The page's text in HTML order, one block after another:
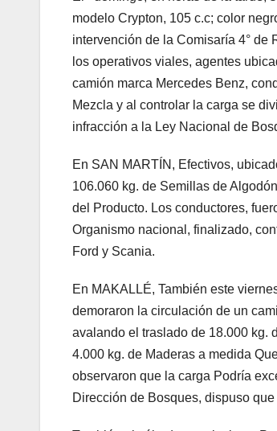
modelo Crypton, 105 c.c; color
intervención de la Comisaría 4° de
los operativos viales, agentes
camión marca Mercedes Benz,
Mezcla y al controlar la carga se
infracción a la Ley Nacional de
En SAN MARTÍN, Efectivos,
106.060 kg. de Semillas de
del Producto. Los conductores,
Organismo nacional, finalizado,
Ford y Scania.
En MAKALLÉ, También este
demoraron la circulación de un
avalando el traslado de 18.000 kg.
4.000 kg. de Maderas a medida
observaron que la carga Podría
Dirección de Bosques, dispuso